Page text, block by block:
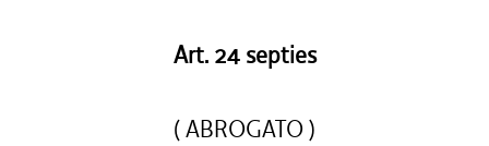
Art. 24 septies
( ABROGATO )